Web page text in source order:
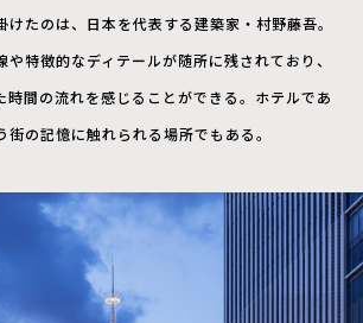
たのは、日本を代表する建築家・村野藤吾。
特徴的なディテールが随所に残されており、
時間の流れを感じることができる。ホテルであ
街の記憶に触れられる場所でもある。